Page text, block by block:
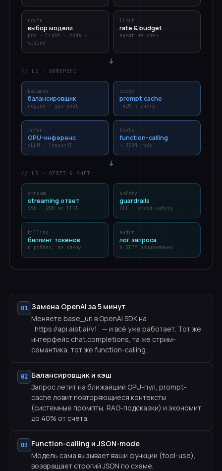
route
выбор модели
pro · light · code ·
vision
limit
rate & budget
лимит на ключ
↓
// L2 · ИНФЕРЕНС
balance
балансировщик
region · gpu pool
cache
prompt cache
−40% к счёту
infer
GPU-инференс
vLLM · TensorRT
tools
function-calling
+ JSON-mode
↓
// L3 · ОТВЕТ & УЧЁТ
stream
streaming ответ
SSE · 200 мс TTFT
safety
guardrails
PII · brand-safety
billing
биллинг токенов
в рублях, по ключу
audit
лог запроса
в SIEM опционально
01 Замена OpenAI за 5 минут
Меняете base_url в OpenAI SDK на
`https://api.aist.ai/v1` — и всё уже работает. Тот же
интерфейс chat.completions, та же стрим-
семантика, тот же function-calling.
02 Балансировщик и кэш
Запрос летит на ближайший GPU-пул, prompt-
cache ловит повторяющиеся контексты
(системные промпты, RAG-подсказки) и экономит
до 40% от счёта.
03 Function-calling и JSON-mode
Модель сама вызывает ваши функции (tool-use),
возвращает строгий JSON по схеме,